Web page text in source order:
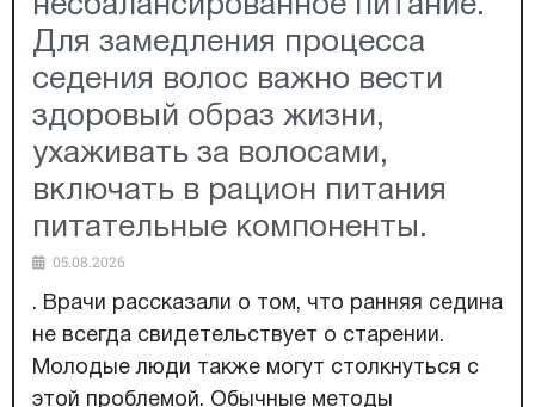
несбалансированное питание.
Для замедления процесса
седения волос важно вести
здоровый образ жизни,
ухаживать за волосами,
включать в рацион питания
питательные компоненты.
05.08.2026
. Врачи рассказали о том, что ранняя седина
не всегда свидетельствует о старении.
Молодые люди также могут столкнуться с
этой проблемой. Обычные методы